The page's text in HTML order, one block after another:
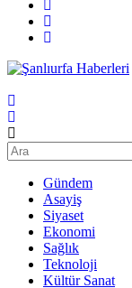
Şanlıurfa
Haberleri
Son
Şanlıurfa
Haberleri
Gündem
Asayiş
Siyaset
Ekonomi
Sağlık
Teknoloji
Kültür Sanat